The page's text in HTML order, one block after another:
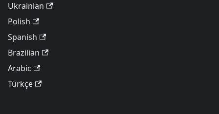
Ukrainian
Polish
Spanish
Brazilian
Arabic
Türkçe